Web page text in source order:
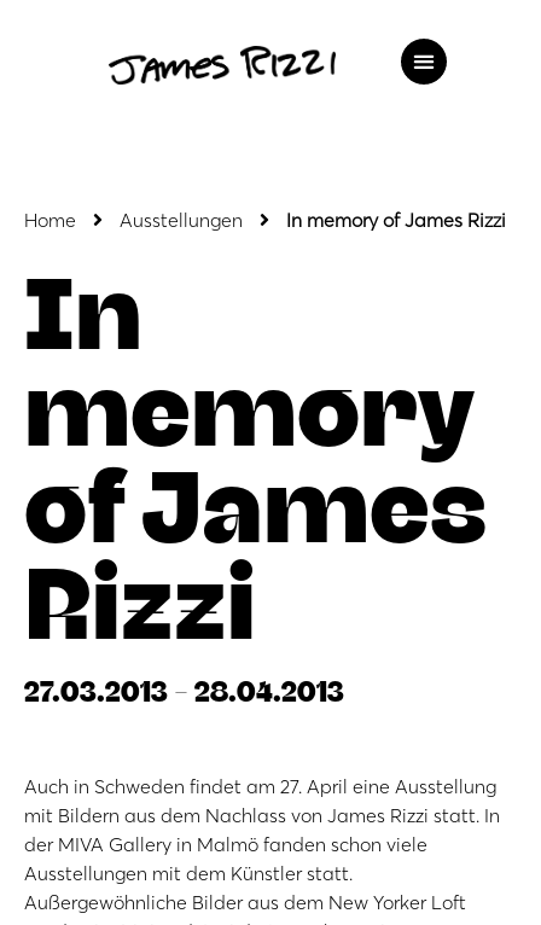
Home Ausstellungen In memory of James Rizzi
In
memory
of James
Rizzi
27.03.2013 - 28.04.2013
Auch in Schweden findet am 27. April eine Ausstellung
mit Bildern aus dem Nachlass von James Rizzi statt. In
der MIVA Gallery in Malmö fanden schon viele
Ausstellungen mit dem Künstler statt.
Außergewöhnliche Bilder aus dem New Yorker Loft